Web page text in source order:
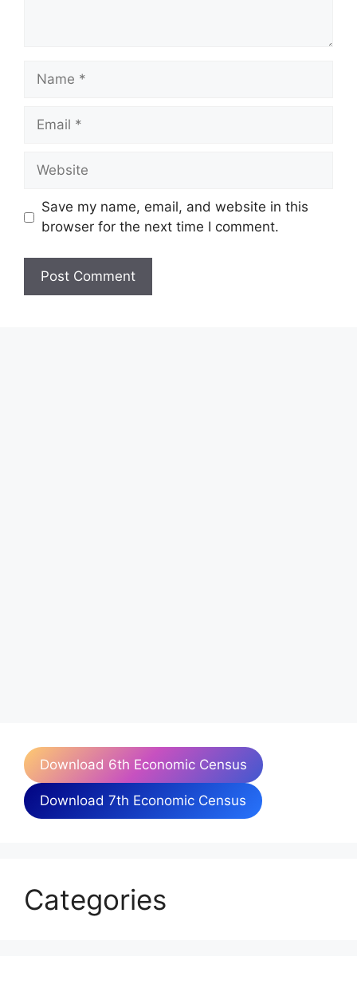
Name
Email
Website
Save my name, email, and website in this
browser for the next time I comment.
Download 6th Economic Census
Download 7th Economic Census
Categories